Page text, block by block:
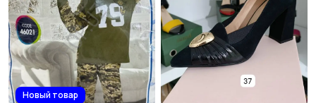
Новый товар